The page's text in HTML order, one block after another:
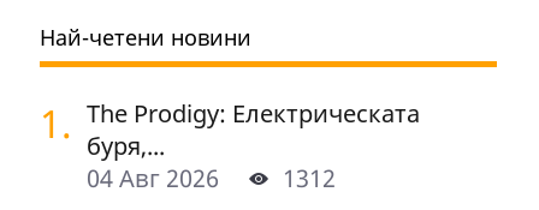
Най-четени новини
1. The Prodigy: Електрическата
буря,...
04 Авг 2026
1312